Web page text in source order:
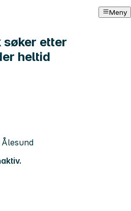
Meny
etter
heltid